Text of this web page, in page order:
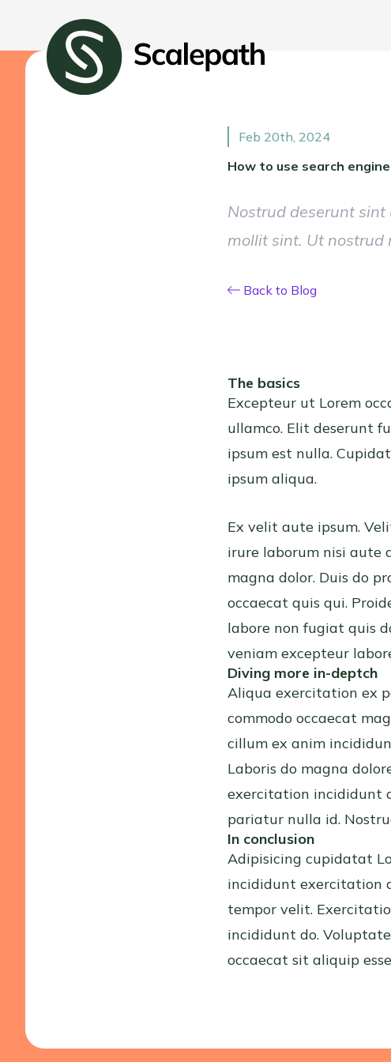
Feb 20th, 2024
How to use search
Nostrud deserunt
mollit sint. Ut nostrud
Back to Blog
The basics
Excepteur ut Lorem
ullamco. Elit deserunt
ipsum est nulla.
ipsum aliqua.
Ex velit aute ipsum.
irure laborum nisi aute
magna dolor. Duis do
occaecat quis qui.
labore non fugiat quis
veniam excepteur
Diving more in-deptch
Aliqua exercitation ex
commodo occaecat
cillum ex anim
Laboris do magna
exercitation incididunt
pariatur nulla id.
In conclusion
Adipisicing cupidatat
incididunt exercitation
tempor velit.
incididunt do.
occaecat sit aliquip